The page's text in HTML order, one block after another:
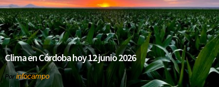
Clima en Córdoba hoy 12 junio 2026
Porinfocampo